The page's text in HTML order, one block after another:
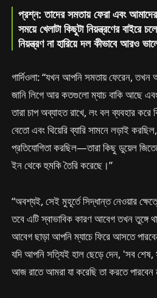
প্রশ্ন: তাদের সমতায় ফেরা এবং
সময়ে খেলাটা কিছুটা নিয়ন্ত্রণের বাইরে
নিয়ন্ত্রণ না হারিয়ে দল কীভাবে আরও
গার্দিওলা: “যখন আপনি সমতায় ফেরেন,
জানি লিগে আর কতগুলো ম্যাচ বাকি আছে
তারা চাপ অব্যাহত রাখে, লং বল ব্যবহার করে
বেতো এবং থিয়েরি ব্যারি সামনে লড়াই
প্রতিযোগিতা করছিল—তারা কিছু ডুয়েল
ইন থেকে হুমকি তৈরি করেছে।”
“অবশ্যই, সেই মুহূর্তে সিদ্ধান্ত নেওয়ার
তবে এটি স্বাভাবিক কারণ আবেগ তখন
আবেগ ছাড়া আপনি ম্যাচে ফিরে আসতে
যদি আপনি সত্যিই হাল ছেড়ে দেন, 'সব
আজ রাতে আমরা যা করেছি তা করতে পারবেন